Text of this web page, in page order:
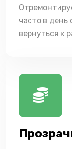
часто в день
вернуться к